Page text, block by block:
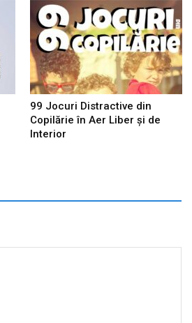
99 Jocuri Distractive din
Copilărie în Aer Liber şi de
Interior